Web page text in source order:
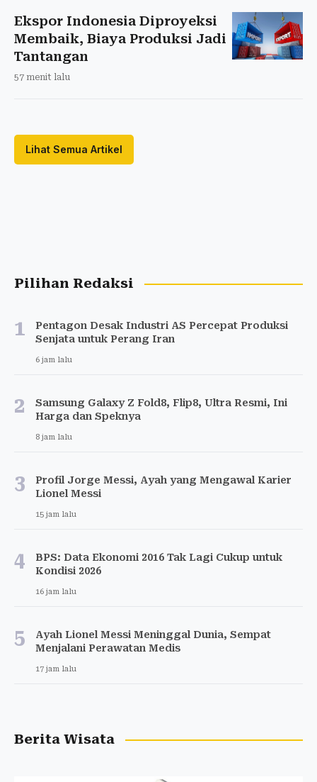
Ekspor Indonesia Diproyeksi
Membaik, Biaya Produksi Jadi
Tantangan
57 menit lalu
Lihat Semua Artikel
Pilihan Redaksi
1
Pentagon Desak Industri AS Percepat Produksi
Senjata untuk Perang Iran
6 jam lalu
2
Samsung Galaxy Z Fold8, Flip8, Ultra Resmi, Ini
Harga dan Speknya
8 jam lalu
3
Profil Jorge Messi, Ayah yang Mengawal Karier
Lionel Messi
15 jam lalu
4
BPS: Data Ekonomi 2016 Tak Lagi Cukup untuk
Kondisi 2026
16 jam lalu
5
Ayah Lionel Messi Meninggal Dunia, Sempat
Menjalani Perawatan Medis
17 jam lalu
Berita Wisata